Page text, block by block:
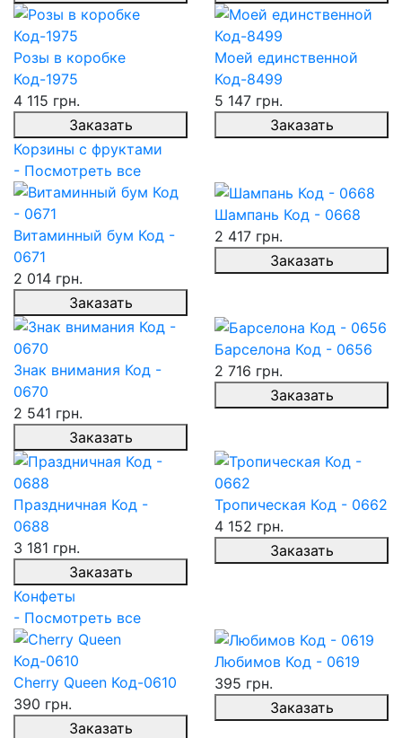
Розы в коробке
Код-1975
4 115 грн.
Заказать
Моей единственной
Код-8499
5 147 грн.
Заказать
Корзины с фруктами
- Посмотреть все
Витаминный бум Код -
0671
2 014 грн.
Заказать
Шампань Код - 0668
2 417 грн.
Заказать
Знак внимания Код -
0670
2 541 грн.
Заказать
Барселона Код - 0656
2 716 грн.
Заказать
Праздничная Код -
0688
3 181 грн.
Заказать
Тропическая Код - 0662
4 152 грн.
Заказать
Конфеты
- Посмотреть все
Cherry Queen Код-0610
390 грн.
Заказать
Любимов Код - 0619
395 грн.
Заказать